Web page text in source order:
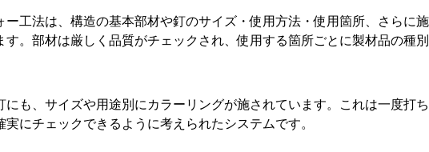
ー工法は、構造の基本部材や釘のサイズ・使用方法・使用箇所、さらに
す。部材は厳しく品質がチェックされ、使用する箇所ごとに製材品の種
にも、サイズや用途別にカラーリングが施されています。これは一度打
実にチェックできるように考えられたシステムです。